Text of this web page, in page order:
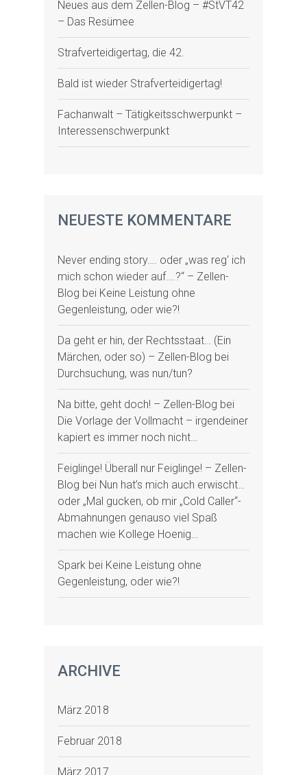
Neues aus dem Zellen-Blog – #StVT42
– Das Resümee
Strafverteidigertag, die 42.
Bald ist wieder Strafverteidigertag!
Fachanwalt – Tätigkeitsschwerpunkt –
Interessenschwerpunkt
NEUESTE KOMMENTARE
Never ending story…. oder „was reg‘ ich
mich schon wieder auf….?“ – Zellen-
Blog bei Keine Leistung ohne
Gegenleistung, oder wie?!
Da geht er hin, der Rechtsstaat… (Ein
Märchen, oder so) – Zellen-Blog bei
Durchsuchung, was nun/tun?
Na bitte, geht doch! – Zellen-Blog bei
Die Vorlage der Vollmacht – irgendeiner
kapiert es immer noch nicht…
Feiglinge! Überall nur Feiglinge! – Zellen-
Blog bei Nun hat’s mich auch erwischt…
oder „Mal gucken, ob mir „Cold Caller“-
Abmahnungen genauso viel Spaß
machen wie Kollege Hoenig…
Spark bei Keine Leistung ohne
Gegenleistung, oder wie?!
ARCHIVE
März 2018
Februar 2018
März 2017